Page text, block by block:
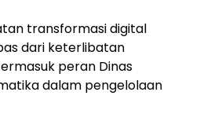
transformasi digital
dari keterlibatan
peran Dinas
dalam pengelolaan